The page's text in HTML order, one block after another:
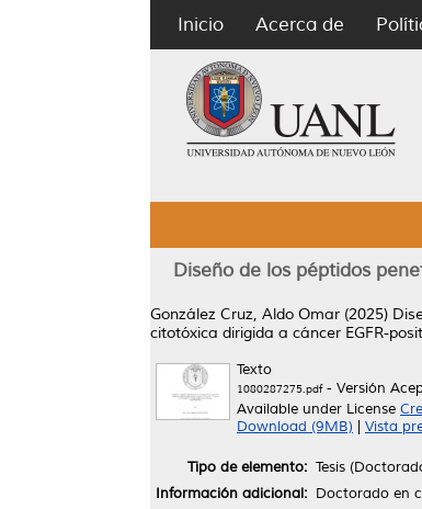
Inicio Acerca de
Diseño de los péptidos
González Cruz, Aldo Omar (2025)
citotóxica dirigida a cáncer EGFR-
Texto
1080287275.pdf- Versión
Available under License
Download (9MB)
Vista
Tipo de elemento: Tesis
Información adicional: Doctorado en